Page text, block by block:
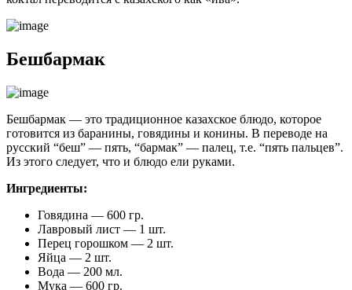
Бешбармак
Бешбармак — это традиционное казахское блюдо, которое
готовится из баранины, говядины и конины. В переводе на
русский “беш” — пять, “бармак” — палец, т.е. “пять пальцев”.
Из этого следует, что и блюдо ели руками.
Ингредиенты:
Говядина — 600 гр.
Лавровый лист — 1 шт.
Перец горошком — 2 шт.
Яйца — 2 шт.
Вода — 200 мл.
Мука — 600 гр.